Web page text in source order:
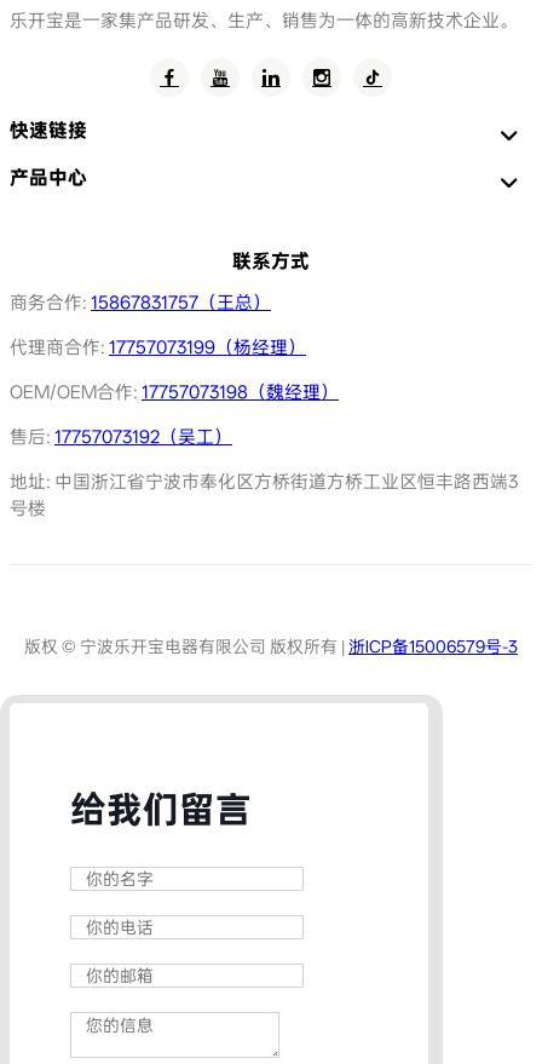
乐开宝是一家集产品研发、生产、销售为一体的高新技术企业。
快速链接
产品中心
联系方式
商务合作: 15867831757（王总）
代理商合作: 17757073199（杨经理）
OEM/OEM合作: 17757073198（魏经理）
售后: 17757073192（吴工）
地址: 中国浙江省宁波市奉化区方桥街道方桥工业区恒丰路西端3
号楼
版权 © 宁波乐开宝电器有限公司 版权所有 | 浙ICP备15006579号-3
给我们留言